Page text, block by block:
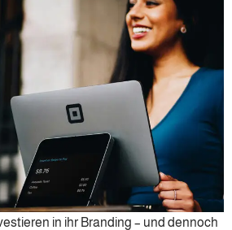
in ihr Branding – und dennoch